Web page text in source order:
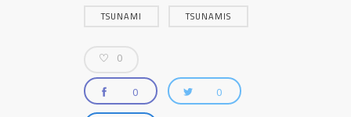
TSUNAMI TSUNAMIS
0
0 0